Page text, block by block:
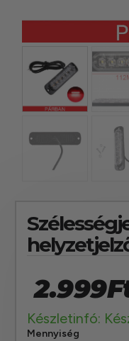
2.999
Készletinfó:
Mennyiség